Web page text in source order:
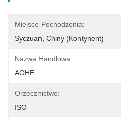
Miejsce Pochodzenia:
Syczuan, Chiny (kontynent)
Nazwa Handlowa:
AOHE
Orzecznictwo:
ISO